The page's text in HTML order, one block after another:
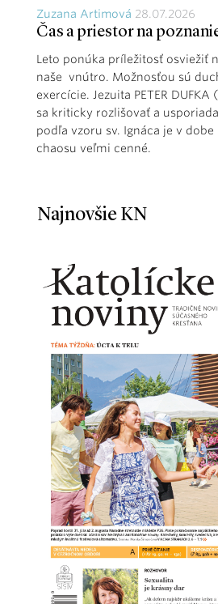
Zuzana Artimová 28.07.2026
Čas a priestor na
Leto ponúka príležitosť osviežiť
naše vnútro. Možnosťou sú
exercície. Jezuita PETER
sa kriticky rozlišovať a
podľa vzoru sv. Ignáca je v
chaosu veľmi cenné.
Najnovšie KN